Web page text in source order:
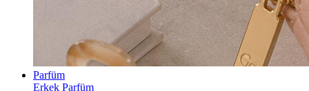
Parfüm
Erkek Parfüm